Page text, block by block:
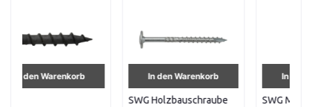
In den Warenkorb
SWG Holzbauschraube
In den Warenkorb
SWG Mutter VZ M16 (25